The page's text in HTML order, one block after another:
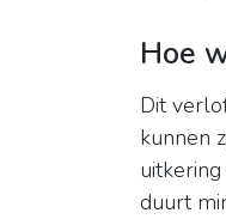
Hoe
Dit
kunnen
duurt